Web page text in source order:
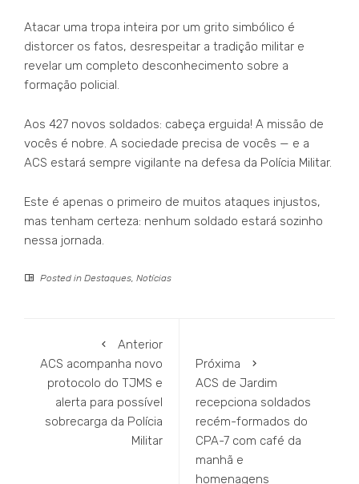
Atacar uma tropa inteira por um grito simbólico é
distorcer os fatos, desrespeitar a tradição militar e
revelar um completo desconhecimento sobre a
formação policial.
Aos 427 novos soldados: cabeça erguida! A missão de
vocês é nobre. A sociedade precisa de vocês — e a
ACS estará sempre vigilante na defesa da Polícia Militar.
Este é apenas o primeiro de muitos ataques injustos,
mas tenham certeza: nenhum soldado estará sozinho
nessa jornada.
Posted in Destaques Notícias
Anterior
ACS acompanha novo
protocolo do TJMS e
alerta para possível
sobrecarga da Polícia
Militar
Próxima
ACS de Jardim
recepciona soldados
recém-formados do
CPA-7 com café da
manhã e
homenagens